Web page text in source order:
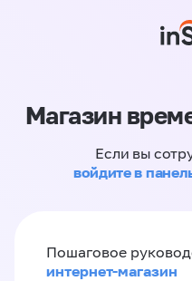
Магазин
Если вы
войдите в
Пошаговое
интернет-магазин